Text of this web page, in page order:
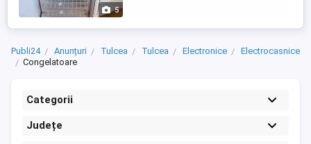
5
Publi24 Anunțuri Tulcea Tulcea Electronice
Electrocasnice
Congelatoare
Categorii
Județe